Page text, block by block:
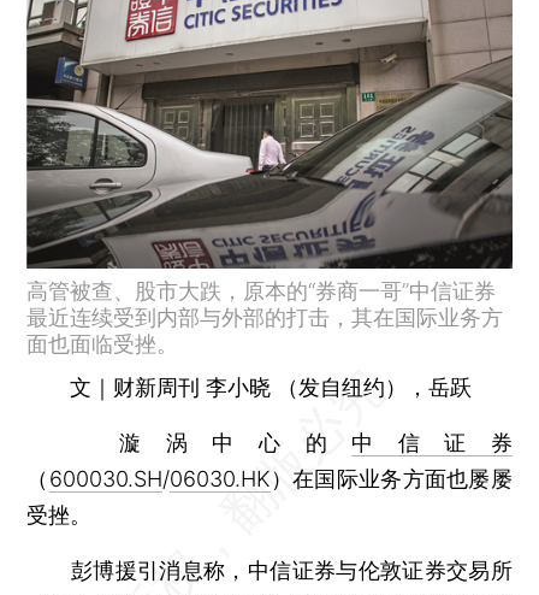
高管被查、股市大跌，原本的“券商一哥”中信证券
最近连续受到内部与外部的打击，其在国际业务方
面也面临受挫。
文｜财新周刊 李小晓 （发自纽约），岳跃
漩涡中心的 中信证券
（ 600030.SH/06030.HK）在国际业务方面也屡屡
受挫。
彭博援引消息称，中信证券与伦敦证券交易所